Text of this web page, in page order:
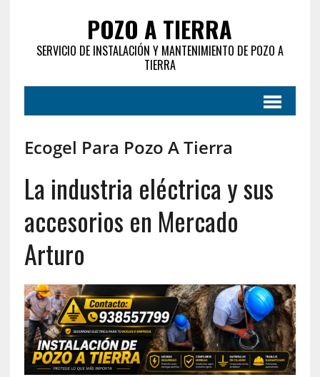
POZO A TIERRA
SERVICIO DE INSTALACIÓN Y MANTENIMIENTO DE POZO A
TIERRA
Ecogel Para Pozo A Tierra
La industria eléctrica y sus
accesorios en Mercado
Arturo